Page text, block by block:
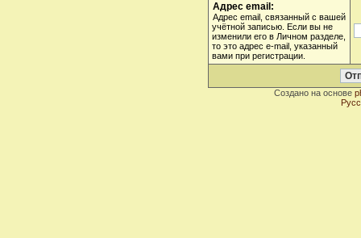
Адрес email:
Адрес email, связанный с вашей
учётной записью. Если вы не
изменили его в Личном разделе,
то это адрес e-mail, указанный
вами при регистрации.
Создано на основе